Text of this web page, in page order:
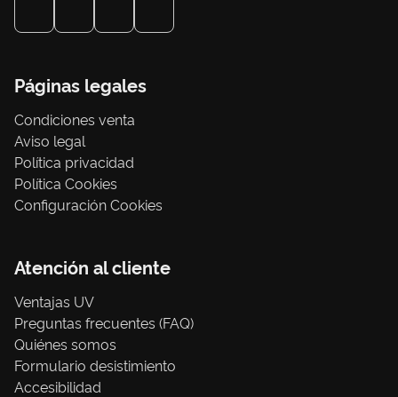
Páginas legales
Condiciones venta
Aviso legal
Política privacidad
Política Cookies
Configuración Cookies
Atención al cliente
Ventajas UV
Preguntas frecuentes (FAQ)
Quiénes somos
Formulario desistimiento
Accesibilidad